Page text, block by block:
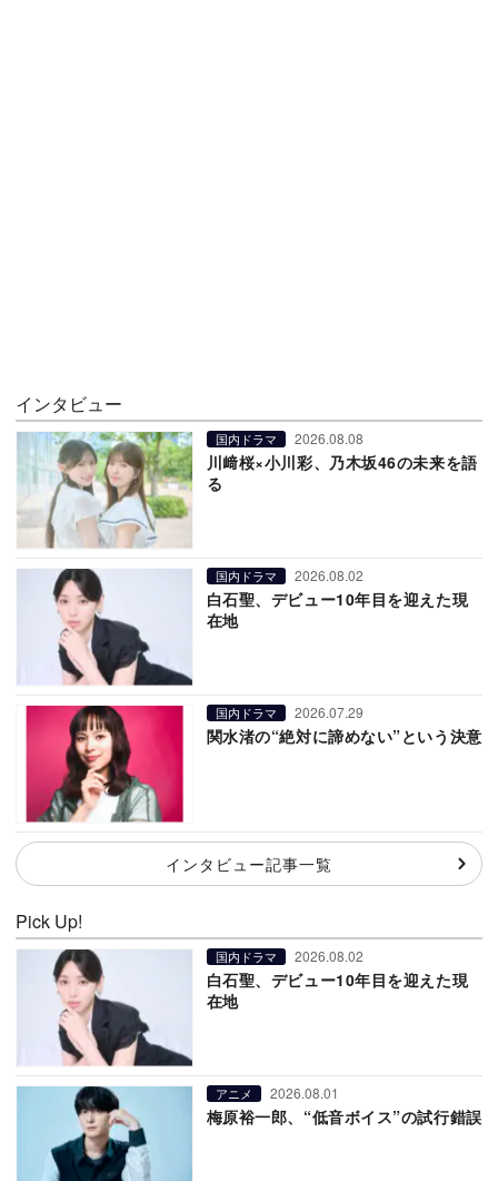
インタビュー
国内ドラマ 2026.08.08
川﨑桜×小川彩、乃木坂46の未来を語
る
国内ドラマ 2026.08.02
白石聖、デビュー10年目を迎えた現
在地
国内ドラマ 2026.07.29
関水渚の“絶対に諦めない”という決意
インタビュー記事一覧
Pick Up!
国内ドラマ 2026.08.02
白石聖、デビュー10年目を迎えた現
在地
アニメ 2026.08.01
梅原裕一郎、“低音ボイス”の試行錯誤